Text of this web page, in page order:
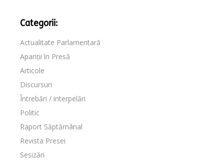
Categorii:
Actualitate Parlamentară
Apariții în Presă
Articole
Discursuri
Întrebări / interpelări
Politic
Raport Săptămânal
Revista Presei
Sesizări